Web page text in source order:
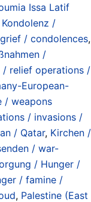
Issa Latif
/
/ condolences,
/
/ relief operations /
European-
/ weapons
/ invasions /
/ Qatar, Kirchen /
/ war-
/ Hunger /
/ famine /
, Palestine (East